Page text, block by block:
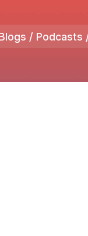
/ Podcasts